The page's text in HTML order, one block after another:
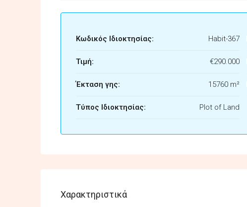
Κωδικός Ιδιοκτησίας: Habit-367
Τιμή: €290.000
Έκταση γης: 15760 m²
Τύπος Ιδιοκτησίας: Plot of Land
Χαρακτηριστικά